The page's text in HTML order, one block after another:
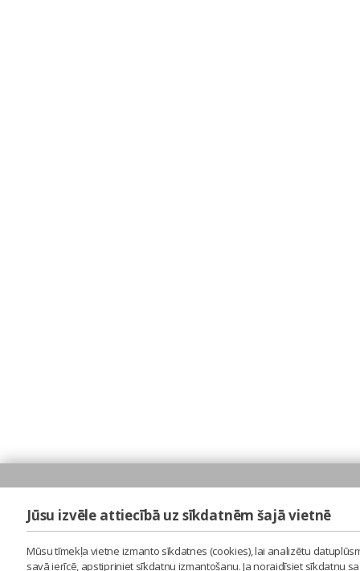
Jūsu izvēle attiecībā uz sīkdatnēm šajā vietnē
Mūsu tīmekļa vietne izmanto sīkdatnes (cookies), lai analizētu
savā ierīcē, apstipriniet sīkdatņu izmantošanu. Ja noraidīsiet sīkdatņu